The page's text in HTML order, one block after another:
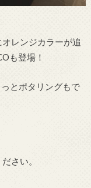
レンジカラーが追
も登場！
とポタリングもで
さい。